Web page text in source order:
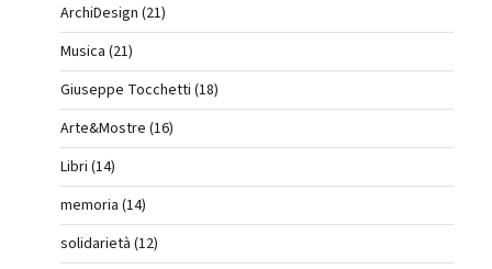
ArchiDesign (21)
Musica (21)
Giuseppe Tocchetti (18)
Arte&Mostre (16)
Libri (14)
memoria (14)
solidarietà (12)